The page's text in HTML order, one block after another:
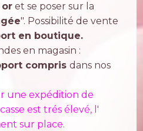
et se poser sur la
". Possibilité de vente
en boutique.
en magasin :
comprisdans nos
une expédition de
est trés élevé, l'
sur place.